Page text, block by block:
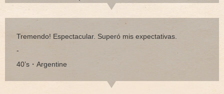
Tremendo! Espectacular. Superó mis expectativas.
-
40’s・Argentine